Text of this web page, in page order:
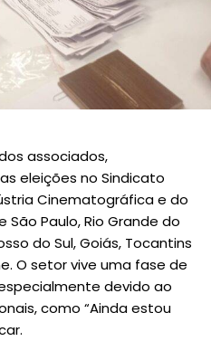
associados,
eleições no Sindicato
Cinematográfica e do
São Paulo, Rio Grande do
do Sul, Goiás, Tocantins
O setor vive uma fase de
devido ao
como “Ainda estou